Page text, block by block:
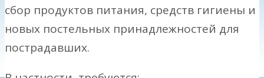
сбор продуктов питания, средств гигиены и
новых постельных принадлежностей для
пострадавших.